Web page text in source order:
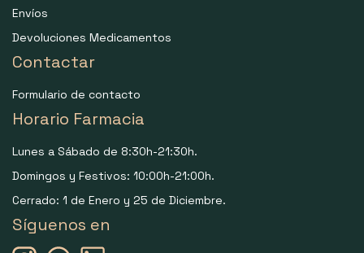
Envíos
Devoluciones Medicamentos
Contactar
Formulario de contacto
Horario Farmacia
Lunes a Sábado de 8:30h-21:30h.
Domingos y Festivos: 10:00h-21:00h.
Cerrado: 1 de Enero y 25 de Diciembre.
Síguenos en